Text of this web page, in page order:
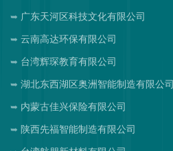
广东天河区科技文化有限公司
云南高达环保有限公司
台湾辉琛教育有限公司
湖北东西湖区奥洲智能制造有限公司
内蒙古佳兴保险有限公司
陕西先福智能制造有限公司